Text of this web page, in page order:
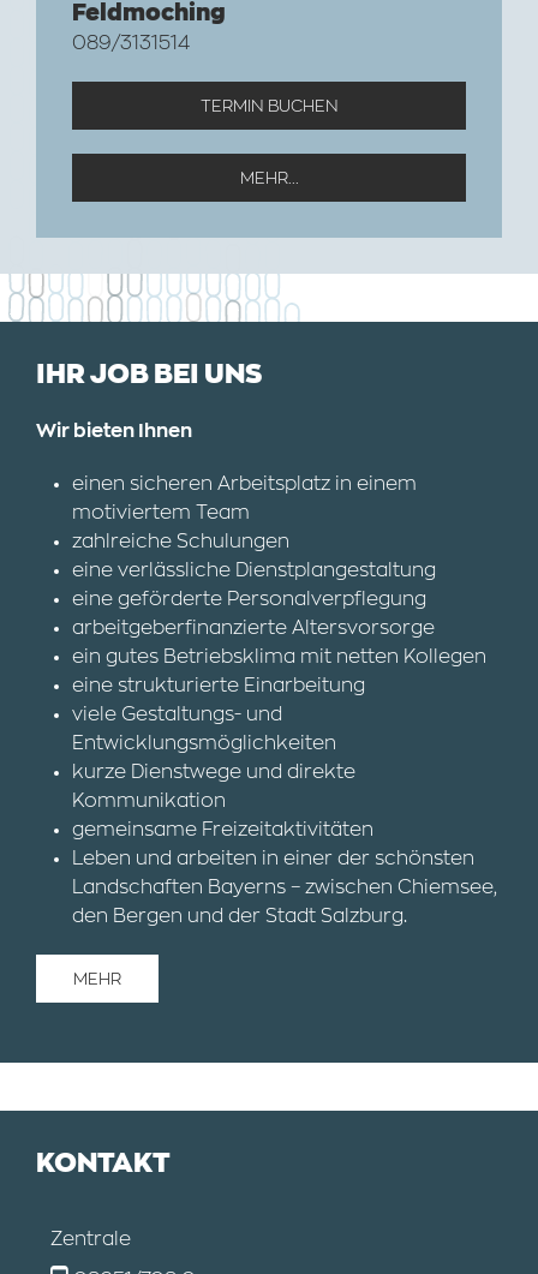
Feldmoching
089/3131514
TERMIN BUCHEN
MEHR...
IHR JOB BEI UNS
Wir bieten Ihnen
einen sicheren Arbeitsplatz in einem
motiviertem Team
zahlreiche Schulungen
eine verlässliche Dienstplangestaltung
eine geförderte Personalverpflegung
arbeitgeberfinanzierte Altersvorsorge
ein gutes Betriebsklima mit netten Kollegen
eine strukturierte Einarbeitung
viele Gestaltungs- und
Entwicklungsmöglichkeiten
kurze Dienstwege und direkte
Kommunikation
gemeinsame Freizeitaktivitäten
Leben und arbeiten in einer der schönsten
Landschaften Bayerns – zwischen Chiemsee,
den Bergen und der Stadt Salzburg.
MEHR
KONTAKT
Zentrale